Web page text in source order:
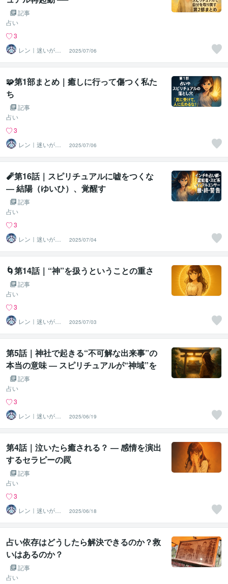
記事
占い
3
レン｜迷いが自
信に変わる魂の
守護霊鑑定
2025/07/06
🧩第1部まとめ｜癒しに行って傷つく私た
ち
記事
占い
3
レン｜迷いが自
信に変わる魂の
守護霊鑑定
2025/07/06
🧨第16話｜スピリチュアルに嘘をつくな
― 結陽（ゆいひ）、覚醒す
記事
占い
3
レン｜迷いが自
信に変わる魂の
守護霊鑑定
2025/07/04
🌀第14話｜“神”を扱うということの重さ
記事
占い
3
レン｜迷いが自
信に変わる魂の
守護霊鑑定
2025/07/03
第5話｜神社で起きる“不可解な出来事”の
本当の意味 ― スピリチュアルが“神域”を
壊すとき
記事
占い
3
レン｜迷いが自
信に変わる魂の
守護霊鑑定
2025/06/19
第4話｜泣いたら癒される？ ― 感情を演出
するセラピーの罠
記事
占い
3
レン｜迷いが自
信に変わる魂の
守護霊鑑定
2025/06/18
占い依存はどうしたら解決できるのか？救
いはあるのか？
記事
占い